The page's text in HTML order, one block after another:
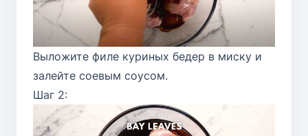
Выложите филе куриных бедер в миску и
залейте соевым соусом.
Шаг 2: